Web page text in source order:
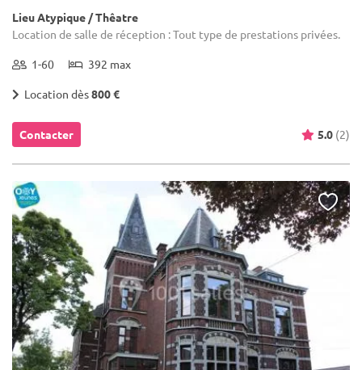
Lieu Atypique / Thêatre
Location de salle de réception : Tout type de prestations privées.
1-60 392 max
Location dès800 €
Contacter 5.0 (2)